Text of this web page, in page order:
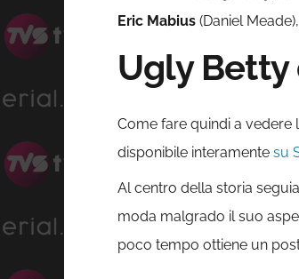
Eric Mabius (Daniel Meade),
Ugly Betty
Come fare quindi a vedere
disponibile interamente su
Al centro della storia
moda malgrado il suo
poco tempo ottiene un